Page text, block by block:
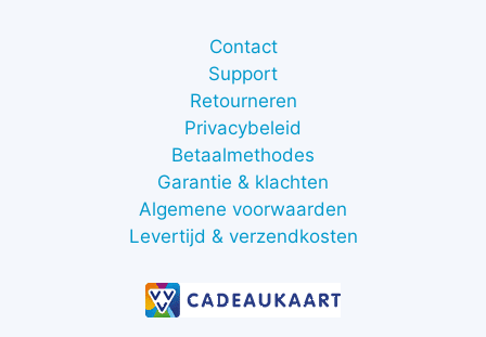
Contact
Support
Retourneren
Privacybeleid
Betaalmethodes
Garantie & klachten
Algemene voorwaarden
Levertijd & verzendkosten